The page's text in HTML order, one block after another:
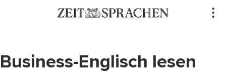
Business-Englisch lesen